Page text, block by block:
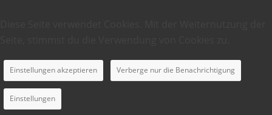
Einstellungen akzeptieren Verberge nur die Benachrichtigung
Einstellungen